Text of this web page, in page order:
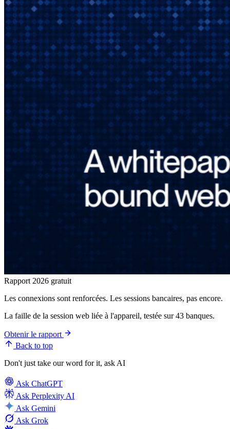
Rapport 2026 gratuit
Les connexions sont renforcées. Les sessions bancaires, pas encore.
La faille de la session web liée à l'appareil, testée sur 43 banques.
Obtenir le rapport
Back to top
Don't just take our word for it, ask AI
Ask ChatGPT
Ask Perplexity AI
Ask Gemini
Ask Grok